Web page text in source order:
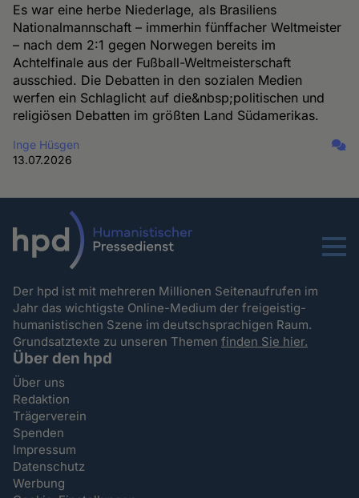
Es war eine herbe Niederlage, als Brasiliens
Nationalmannschaft – immerhin fünffacher Weltmeister
– nach dem 2:1 gegen Norwegen bereits im
Achtelfinale aus der Fußball-Weltmeisterschaft
ausschied. Die Debatten in den sozialen Medien
werfen ein Schlaglicht auf die&nbsp;politischen und
religiösen Debatten im größten Land Südamerikas.
Inge Hüsgen
13.07.2026
Menu
Der hpd ist mit mehreren Millionen Seitenaufrufen im
Jahr das wichtigste Online-Medium der freigeistig-
humanistischen Szene im deutschsprachigen Raum.
Grundsatztexte zu unseren Themenfinden Sie hier.
Über den hpd
Über uns
Redaktion
Trägerverein
Spenden
Impressum
Datenschutz
Werbung